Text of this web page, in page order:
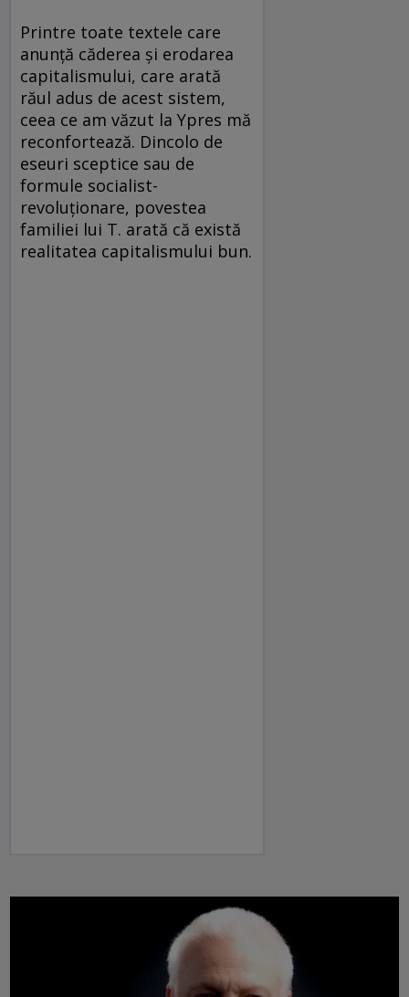
Printre toate textele care
anunţă căderea şi erodarea
capitalismului, care arată
răul adus de acest sistem,
ceea ce am văzut la Ypres mă
reconfortează. Dincolo de
eseuri sceptice sau de
formule socialist-
revoluţionare, povestea
familiei lui T. arată că există
realitatea capitalismului bun.